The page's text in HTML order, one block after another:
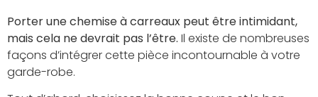
Porter une chemise à carreaux peut être intimidant,
mais cela ne devrait pas l’être. Il existe de nombreuses
façons d’intégrer cette pièce incontournable à votre
garde-robe.